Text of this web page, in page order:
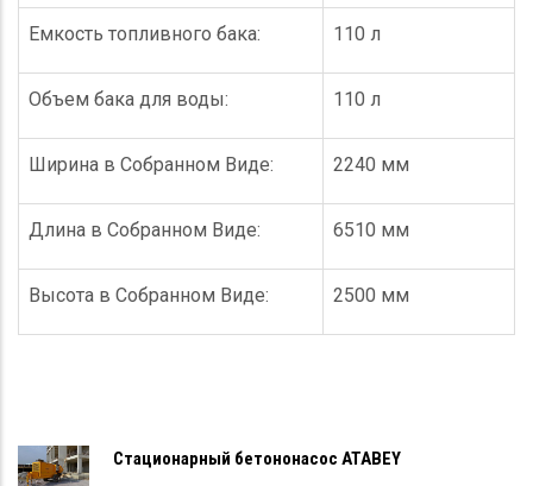
Емкость топливного бака: 110 л
Объем бака для воды: 110 л
Ширина в Собранном Виде: 2240 мм
Длина в Собранном Виде: 6510 мм
Высота в Собранном Виде: 2500 мм
Стационарный бетононасос ATABEY